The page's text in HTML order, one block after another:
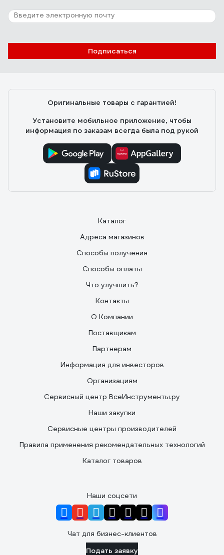
Подписаться
Оригинальные товары с гарантией!
Установите мобильное приложение, чтобы
информация по заказам всегда была под рукой
Каталог
Адреса магазинов
Способы получения
Способы оплаты
Что улучшить?
Контакты
О Компании
Поставщикам
Партнерам
Информация для инвесторов
Организациям
Сервисный центр ВсеИнструменты.ру
Наши закупки
Сервисные центры производителей
Правила применения рекомендательных технологий
Каталог товаров
Наши соцсети
Чат для бизнес-клиентов
Подать заявку